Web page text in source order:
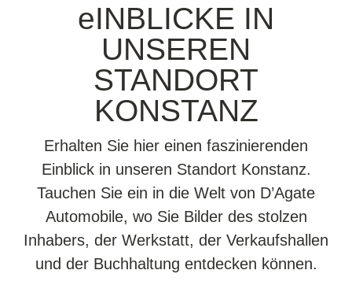
eINBLICKE IN
UNSEREN
STANDORT
KONSTANZ
Erhalten Sie hier einen faszinierenden
Einblick in unseren Standort Konstanz.
Tauchen Sie ein in die Welt von D’Agate
Automobile, wo Sie Bilder des stolzen
Inhabers, der Werkstatt, der Verkaufshallen
und der Buchhaltung entdecken können.